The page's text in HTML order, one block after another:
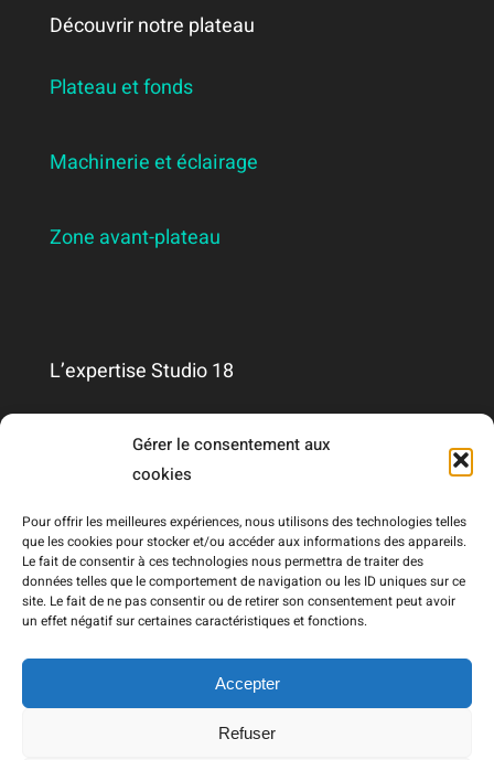
Gérer le consentement aux
cookies
Pour offrir les meilleures expériences, nous utilisons des technologies telles
que les cookies pour stocker et/ou accéder aux informations des appareils.
Le fait de consentir à ces technologies nous permettra de traiter des
données telles que le comportement de navigation ou les ID uniques sur ce
site. Le fait de ne pas consentir ou de retirer son consentement peut avoir
un effet négatif sur certaines caractéristiques et fonctions.
Accepter
Refuser
Découvrir notre plateau
Plateau et fonds
Machinerie et éclairage
Zone avant-plateau
L’expertise Studio 18
Qui sommes-nous ?
Mentions légales
RGPD